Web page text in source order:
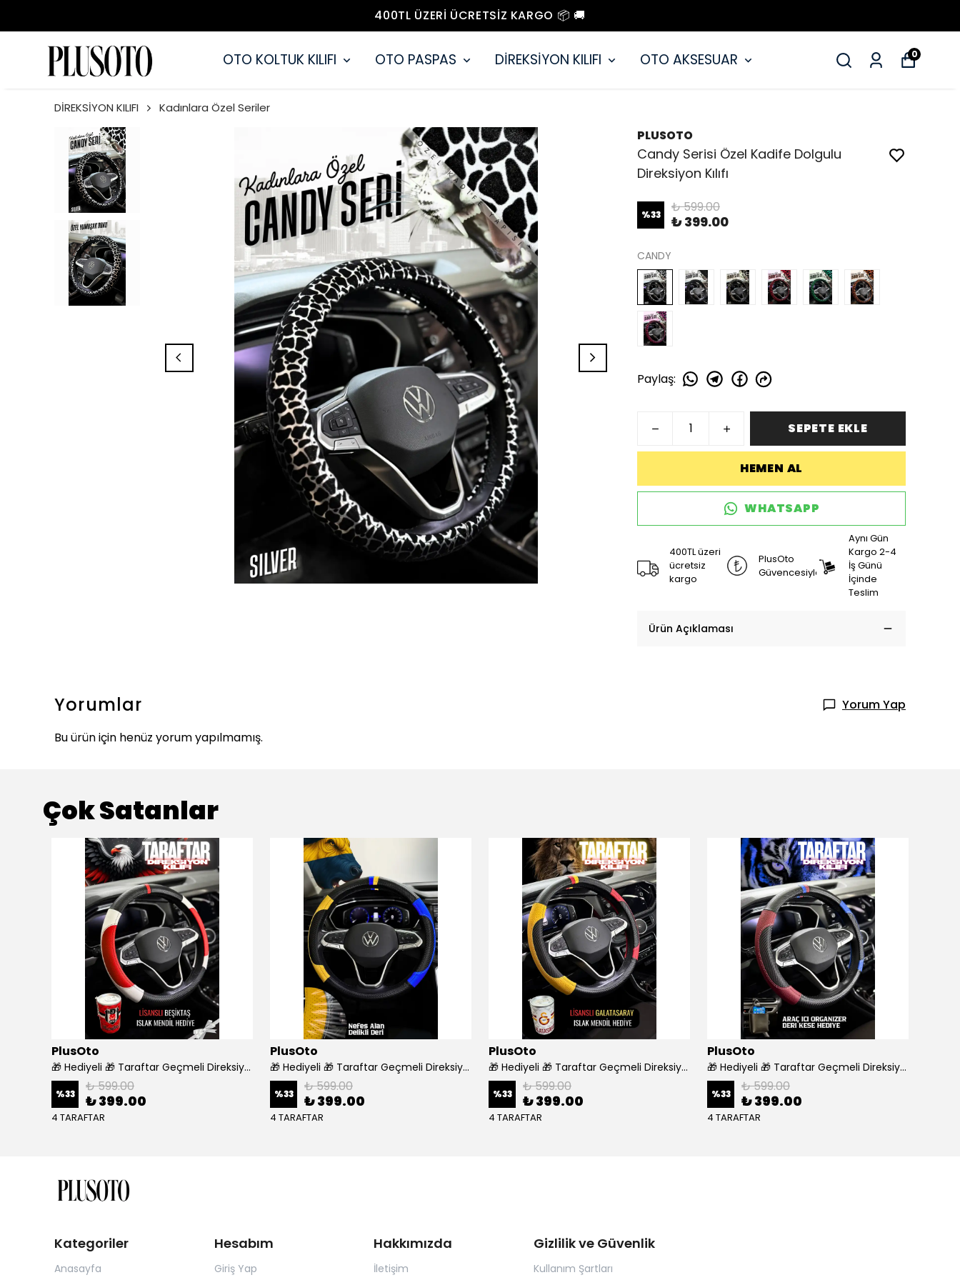
400TL ÜZERI ÜCRETSIZ KARGO 📦 🚚
OTO KOLTUK KILIFI OTO PASPAS DİREKSİYON KILIFI OTO AKSESUAR 0
DİREKSİYON KILIFI Kadınlara Özel Seriler
PLUSOTO
Candy Serisi Özel Kadife Dolgulu
Direksiyon Kılıfı
%33 ₺ 599.00
₺ 399.00
CANDY
Paylaş:
SEPETE EKLE
HEMEN AL
WHATSAPP
400TL üzeri
ücretsiz
kargo
PlusOto
Güvencesiyle
Aynı Gün
Kargo 2-4
İş Günü
İçinde
Teslim
Ürün Açıklaması
Yorumlar
Yorum Yap
Bu ürün için henüz yorum yapılmamış.
Çok Satanlar
PlusOto
🎁 Hediyeli 🎁 Taraftar Geçmeli Direksiyon Kılıfı - BEŞİKTAŞ
%33 ₺ 599.00
₺ 399.00
4 TARAFTAR
PlusOto
🎁 Hediyeli 🎁 Taraftar Geçmeli Direksiyon Kılıfı - FENERBAHÇE
%33 ₺ 599.00
₺ 399.00
4 TARAFTAR
PlusOto
🎁 Hediyeli 🎁 Taraftar Geçmeli Direksiyon Kılıfı - GALATASARAY
%33 ₺ 599.00
₺ 399.00
4 TARAFTAR
PlusOto
🎁 Hediyeli 🎁 Taraftar Geçmeli Direksiyon Kılıfı - TRABZON
%33 ₺ 599.00
₺ 399.00
4 TARAFTAR
Kategoriler
Anasayfa
Hesabım
Giriş Yap
Hakkımızda
İletişim
Gizlilik ve Güvenlik
Kullanım Şartları